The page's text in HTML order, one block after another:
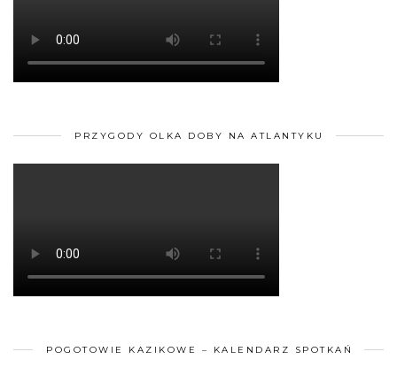
PRZYGODY OLKA DOBY NA ATLANTYKU
POGOTOWIE KAZIKOWE – KALENDARZ SPOTKAŃ